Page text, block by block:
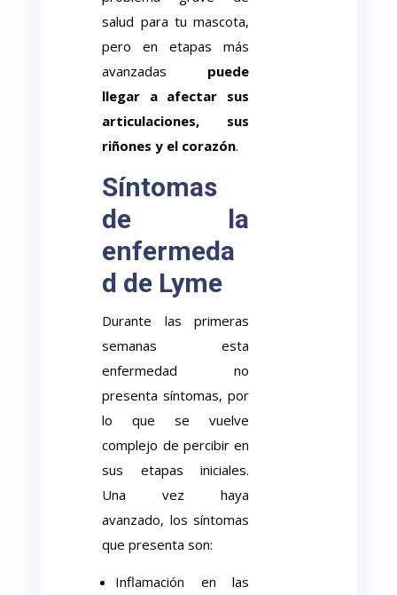
salud para tu mascota,
pero en etapas más
avanzadas puede
llegar a afectar sus
articulaciones, sus
riñones y el corazón.
Síntomas
de la
enfermeda
d de Lyme
Durante las primeras
semanas esta
enfermedad no
presenta síntomas, por
lo que se vuelve
complejo de percibir en
sus etapas iniciales.
Una vez haya
avanzado, los síntomas
que presenta son:
Inflamación en las